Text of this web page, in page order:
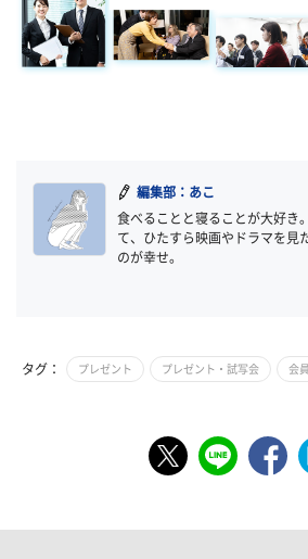
編集部：あこ
食べることと寝ることが大好き
て、ひたすら映画やドラマを見
のが幸せ。
タグ： プレゼント プレゼント・試写会 会